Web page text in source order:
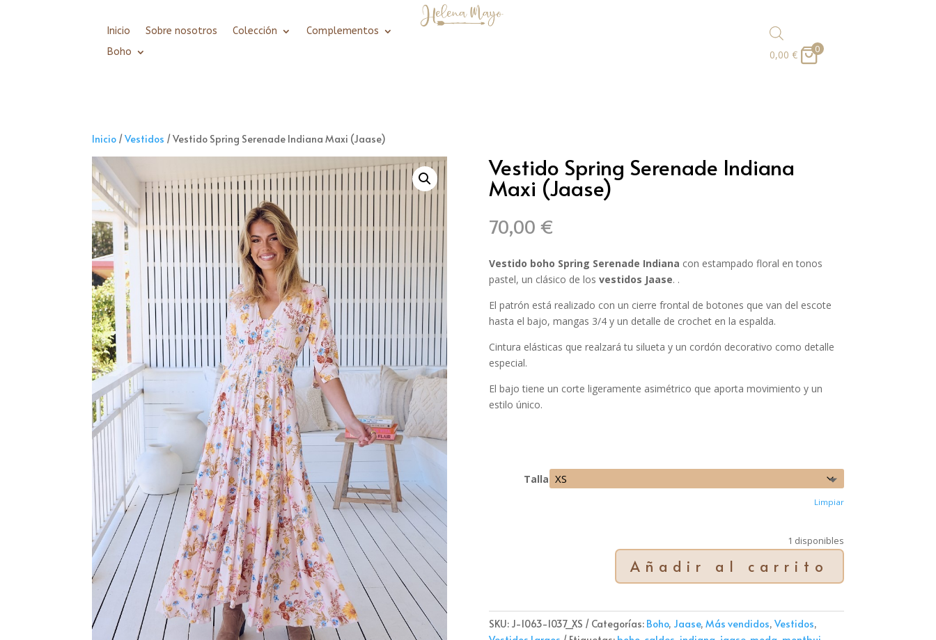
Inicio Sobre nosotros Colección
Complementos
Boho
0,00 € 0
Inicio /Vestidos / Vestido Spring Serenade Indiana Maxi (Jaase)
Vestido Spring Serenade Indiana
Maxi (Jaase)
70,00 €
Vestido boho Spring Serenade Indiana con estampado floral en tonos
pastel, un clásico de los vestidos Jaase. .
El patrón está realizado con un cierre frontal de botones que van del escote
hasta el bajo, mangas 3/4 y un detalle de crochet en la espalda.
Cintura elásticas que realzará tu silueta y un cordón decorativo como detalle
especial.
El bajo tiene un corte ligeramente asimétrico que aporta movimiento y un
estilo único.
Talla
Limpiar
1 disponibles
Añadir al carrito
SKU: J-1063-1037_XS Categorías: Boho, Jaase, Más vendidos, Vestidos,